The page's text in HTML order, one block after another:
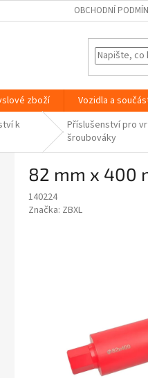
OBCHODNÍ
zboží Vozidla a
k
Příslušenství pro
šroubováky
82 mm x 400
140224
Značka: ZBXL